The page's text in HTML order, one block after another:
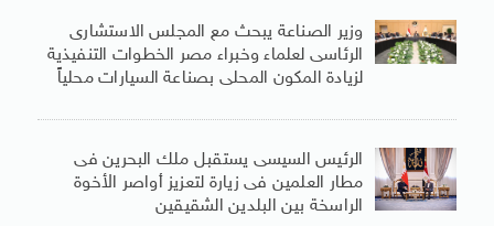
وزير الصناعة يبحث مع المجلس الاستشارى
الرئاسى لعلماء وخبراء مصر الخطوات التنفيذية
لزيادة المكون المحلى بصناعة السيارات محلياً
الرئيس السيسى يستقبل ملك البحرين فى
مطار العلمين فى زيارة لتعزيز أواصر الأخوة
الراسخة بين البلدين الشقيقين